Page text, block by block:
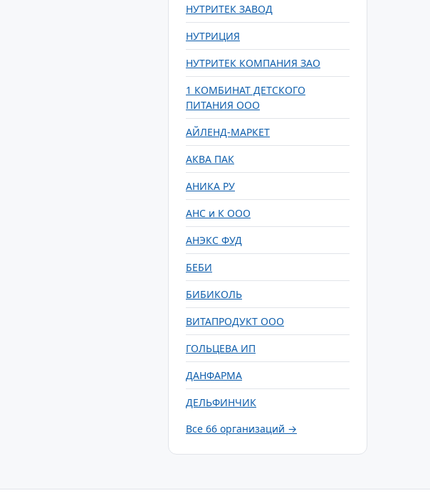
НУТРИТЕК ЗАВОД
НУТРИЦИЯ
НУТРИТЕК КОМПАНИЯ ЗАО
1 КОМБИНАТ ДЕТСКОГО
ПИТАНИЯ ООО
АЙЛЕНД-МАРКЕТ
АКВА ПАК
АНИКА РУ
АНС и К ООО
АНЭКС ФУД
БЕБИ
БИБИКОЛЬ
ВИТАПРОДУКТ ООО
ГОЛЬЦЕВА ИП
ДАНФАРМА
ДЕЛЬФИНЧИК
Все 66 организаций →